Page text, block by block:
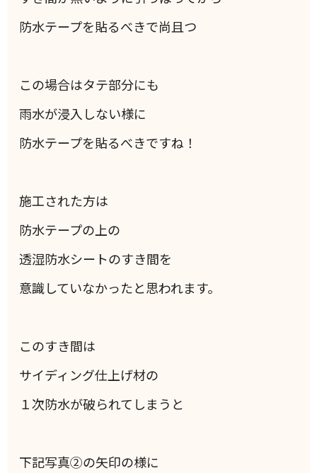
防水テープを貼るべきで尚且つ
この場合はタテ部分にも
雨水が浸入しない様に
防水テープを貼るべきですね！
施工された方は
防水テープの上の
透湿防水シートのすき間を
意識していなかったと思われます。
このすき間は
サイディング仕上げ材の
１次防水が破られてしまうと
下記写真②の矢印の様に